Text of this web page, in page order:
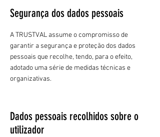
Segurança dos dados pessoais
A TRUSTVAL assume o compromisso de
garantir a segurança e proteção dos dados
pessoais que recolhe, tendo, para o efeito,
adotado uma série de medidas técnicas e
organizativas.
Dados pessoais recolhidos sobre o
utilizador